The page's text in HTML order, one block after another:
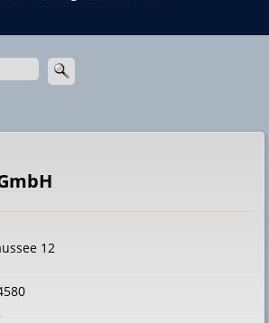
12